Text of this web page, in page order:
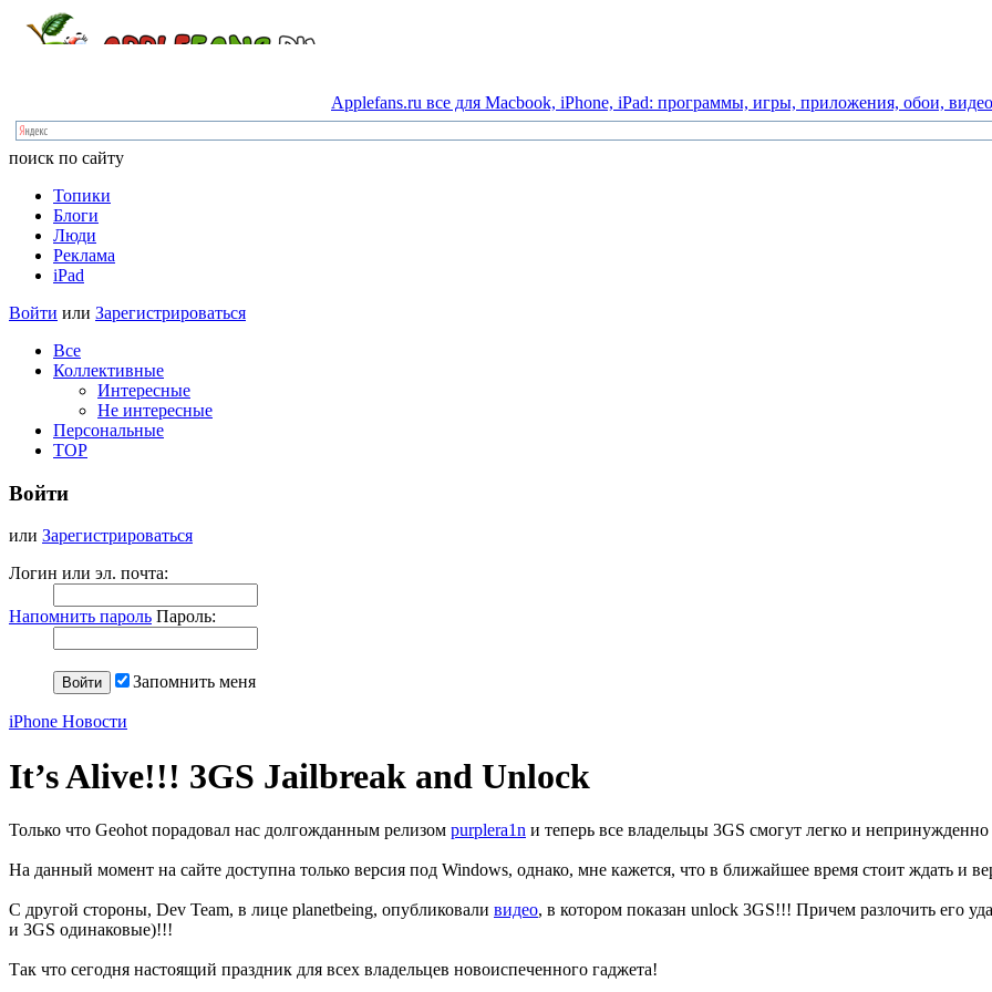
Applefans.ru все для Macbook, iPhone, iPad: программы, игры, приложения, обои, видео
поиск по сайту
Топики
Блоги
Люди
Реклама
iPad
Войти или Зарегистрироваться
Все
Коллективные
Интересные
Не интересные
Персональные
TOP
Войти
или Зарегистрироваться
Логин или эл. почта:
Напомнить пароль Пароль:
Запомнить меня
iPhone Новости
It’s Alive!!! 3GS Jailbreak and Unlock
Только что Geohot порадовал нас долгожданным релизом purplera1n и теперь все владельцы 3GS смогут легко и непринужденно
На данный момент на сайте доступна только версия под Windows, однако, мне кажется, что в ближайшее время стоит ждать и
С другой стороны, Dev Team, в лице planetbeing, опубликовали видео, в котором показан unlock 3GS!!! Причем разлочить его
и 3GS одинаковые)!!!
Так что сегодня настоящий праздник для всех владельцев новоиспеченного гаджета!